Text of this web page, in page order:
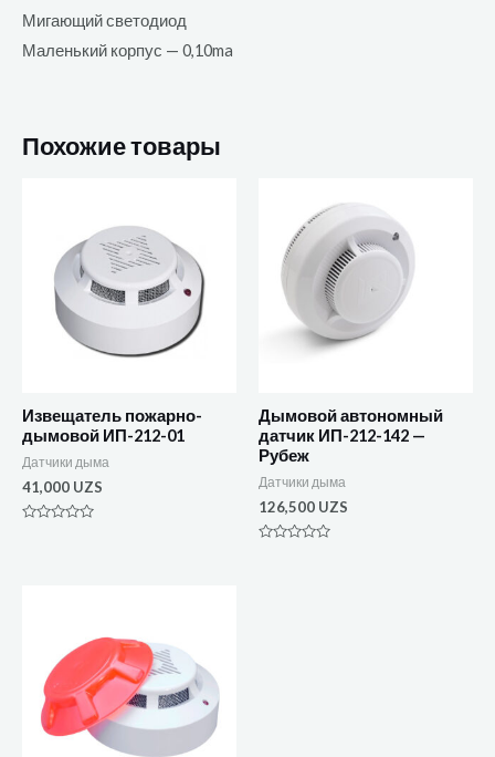
Мигающий светодиод
Маленький корпус — 0,10ma
Похожие товары
Извещатель пожарно-
дымовой ИП-212-01
Датчики дыма
41,000 UZS
Дымовой автономный
датчик ИП-212-142 —
Рубеж
Датчики дыма
126,500 UZS